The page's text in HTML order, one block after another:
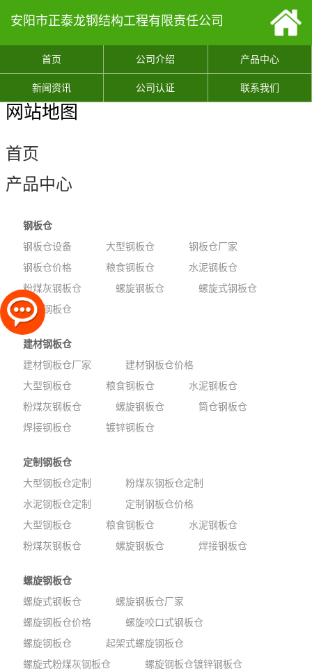
安阳市正泰龙钢结构工程有限责任公司
首页 公司介绍 产品中心
新闻资讯 公司认证 联系我们
网站地图
首页
产品中心
钢板仓
钢板仓设备
大型钢板仓
钢板仓厂家
钢板仓价格
粮食钢板仓
水泥钢板仓
粉煤灰钢板仓
螺旋钢板仓
螺旋式钢板仓
骨料钢板仓
建材钢板仓
建材钢板仓厂家
建材钢板仓价格
大型钢板仓
粮食钢板仓
水泥钢板仓
粉煤灰钢板仓
螺旋钢板仓
筒仓钢板仓
焊接钢板仓
镀锌钢板仓
定制钢板仓
大型钢板仓定制
粉煤灰钢板仓定制
水泥钢板仓定制
定制钢板仓价格
大型钢板仓
粮食钢板仓
水泥钢板仓
粉煤灰钢板仓
螺旋钢板仓 焊接钢板仓
螺旋钢板仓
螺旋式钢板仓
螺旋钢板仓厂家
螺旋钢板仓价格
螺旋咬口式钢板仓
螺旋钢板仓
起架式螺旋钢板仓
螺旋式粉煤灰钢板仓
螺旋钢板仓镀锌钢板仓